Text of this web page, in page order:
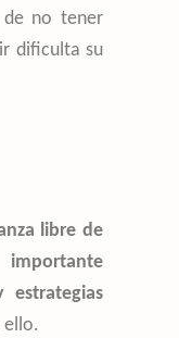
no tener
dificulta su
libre de
ello.